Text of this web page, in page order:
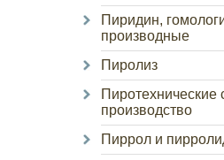
Пиридин,
производные
Пиролиз
Пиротехнические
производство
Пиррол и